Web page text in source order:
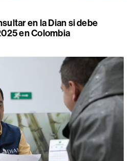
en la Dian si debe
en Colombia